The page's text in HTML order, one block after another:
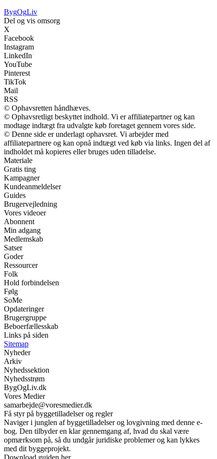
BygOgLiv
Del og vis omsorg
X
Facebook
Instagram
LinkedIn
YouTube
Pinterest
TikTok
Mail
RSS
© Ophavsretten håndhæves.
© Ophavsretligt beskyttet indhold. Vi er affiliatepartner og kan
modtage indtægt fra udvalgte køb foretaget gennem vores side.
© Denne side er underlagt ophavsret. Vi arbejder med
affiliatepartnere og kan opnå indtægt ved køb via links. Ingen del af
indholdet må kopieres eller bruges uden tilladelse.
Materiale
Gratis ting
Kampagner
Kundeanmeldelser
Guides
Brugervejledning
Vores videoer
Abonnent
Min adgang
Medlemskab
Satser
Goder
Ressourcer
Folk
Hold forbindelsen
Følg
SoMe
Opdateringer
Brugergruppe
Beboerfællesskab
Links på siden
Sitemap
Nyheder
Arkiv
Nyhedssektion
Nyhedsstrøm
BygOgLiv.dk
Vores Medier
samarbejde@voresmedier.dk
Få styr på byggetilladelser og regler
Naviger i junglen af byggetilladelser og lovgivning med denne e-
bog. Den tilbyder en klar gennemgang af, hvad du skal være
opmærksom på, så du undgår juridiske problemer og kan lykkes
med dit byggeprojekt.
Download guiden her